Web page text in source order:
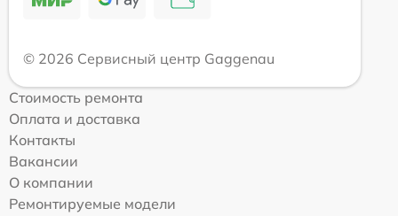
© 2026 Сервисный центр Gaggenau
Стоимость ремонта
Оплата и доставка
Контакты
Вакансии
О компании
Ремонтируемые модели